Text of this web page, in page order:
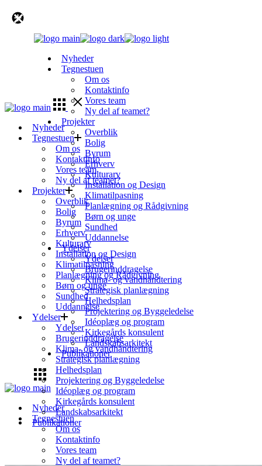
Nyheder
Tegnestuen
Om os
Kontaktinfo
Vores team
Ny del af teamet?
Projekter
Overblik
Bolig
Byrum
Erhverv
Kulturarv
Installation og Design
Klimatilpasning
Planlægning og Rådgivning
Børn og unge
Sundhed
Uddannelse
Ydelser
Ydelser
Brugerinddragelse
Klima- og vandhåndtering
Strategisk planlægning
Helhedsplan
Projektering og Byggeledelse
Idéoplæg og program
Kirkegårds konsulent
Landskabsarkitekt
Publikationer
Nyheder
Tegnestuen
Om os
Kontaktinfo
Vores team
Ny del af teamet?
Nyheder
Tegnestuen
Om os
Kontaktinfo
Vores team
Ny del af teamet?
Projekter
Overblik
Bolig
Byrum
Erhverv
Kulturarv
Installation og Design
Klimatilpasning
Planlægning og Rådgivning
Børn og unge
Sundhed
Uddannelse
Ydelser
Ydelser
Brugerinddragelse
Klima- og vandhåndtering
Strategisk planlægning
Helhedsplan
Projektering og Byggeledelse
Idéoplæg og program
Kirkegårds konsulent
Landskabsarkitekt
Publikationer